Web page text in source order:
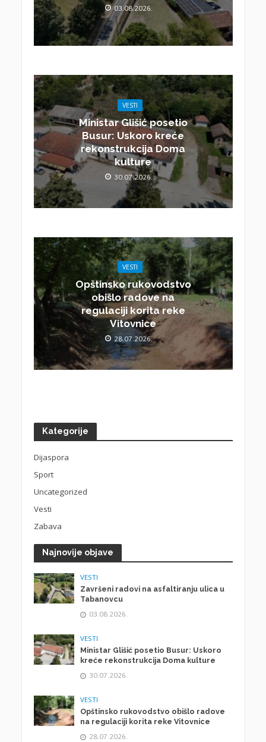
03.08.2026.
VESTI
Ministar Glišić posetio
Busur: Uskoro kreće
rekonstrukcija Doma
kulture
30.07.2026.
VESTI
Opštinsko rukovodstvo
obišlo radove na
regulaciji korita reke
Vitovnice
28.07.2026.
Kategorije
Dijaspora
Sport
Uncategorized
Vesti
Zabava
Najnovije objave
VESTI
Završeni radovi na asfaltiranju ulica u
Tabanovcu
03.08.2026.
VESTI
Ministar Glišić posetio Busur: Uskoro
kreće rekonstrukcija Doma kulture
30.07.2026.
VESTI
Opštinsko rukovodstvo obišlo radove
na regulaciji korita reke Vitovnice
28.07.2026.